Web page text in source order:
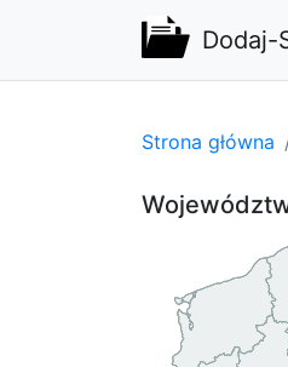
Dodaj-
Strona główna